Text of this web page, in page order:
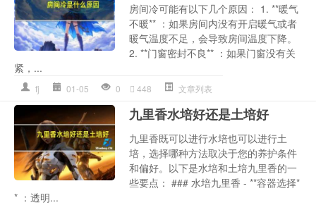
房间冷可能有以下几个原因： 1. **暖气
不暖** ：如果房间内没有开启暖气或者
暖气温度不足，会导致房间温度下降。
2. **门窗密封不良** ：如果门窗没有关
紧，...
fj 01-05 0 448 文章列表
九里香水培好还是土培好
九里香既可以进行水培也可以进行土
培，选择哪种方法取决于您的养护条件
和偏好。以下是水培和土培九里香的一
些要点： ### 水培九里香 - **容器选择*
* ：透明...